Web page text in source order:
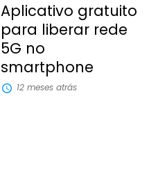
Aplicativo gratuito
para liberar rede
5G no
smartphone
12 meses atrás